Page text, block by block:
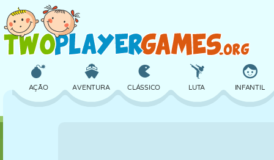
AÇÃO AVENTURA CLÁSSICO LUTA INFANTIL